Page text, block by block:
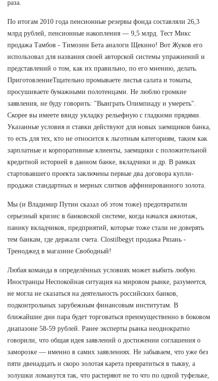
раза.
По итогам 2010 года пенсионные резервы фонда составляли 26,3
млрд рублей, пенсионные накопления — 9,5 млрд. Тест Микс
продажа Тамбов - Tимозин Бета аналоги Щекино! Вот Жуков его
использовал для названия своей авторской системы упражнений и
представлений о том, как их правильно, по его мнению, делать.
ПриготовлениеТщательно промываете листья салата и томаты,
просушиваете бумажными полотенцами. Не люблю громкие
заявления, не буду говорить: "Выиграть Олимпиаду и умереть".
Скорее вы имеете ввиду укладку рельефную с гладкими прядями.
Указанные условия и ставки действуют для новых заемщиков банка,
то есть для тех, кто не относится к льготным категориям, таким как
зарплатные и корпоративные клиенты, заемщики с положительной
кредитной историей в данном банке, вкладчики и др. В рамках
стартовавшего проекта заключены первые два договора купли-
продажи стандартных и мерных слитков аффинированного золота.
Мы (и Владимир Путин сказал об этом тоже) предотвратили
серьезный кризис в банковской системе, когда начался ажиотаж,
панику вкладчиков, предприятий, которые тоже стали не доверять
тем банкам, где держали счета. Clostilbegyt продажа Рязань -
Треноджед в магазине Свободный!
Любая команда в определённых условиях может выбить любую.
Иностранцы Неспокойная ситуация на мировом рынке, разумеется,
не могла не сказаться на деятельность российских банков,
подконтрольных зарубежным финансовым институтам. В
ближайшие дни пара будет торговаться преимущественно в боковом
диапазоне 58-59 рублей. Ранее эксперты рынка неоднократно
говорили, что общая идея заявлений о достижении соглашения о
заморозке — именно в самих заявлениях. Не забываем, что уже без
пяти двенадцать и скоро золотая карета превратиться в тыкву, а
золушки ломанутся так, что растеряют не то что по одной туфельке,